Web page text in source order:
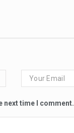
next time I comment.